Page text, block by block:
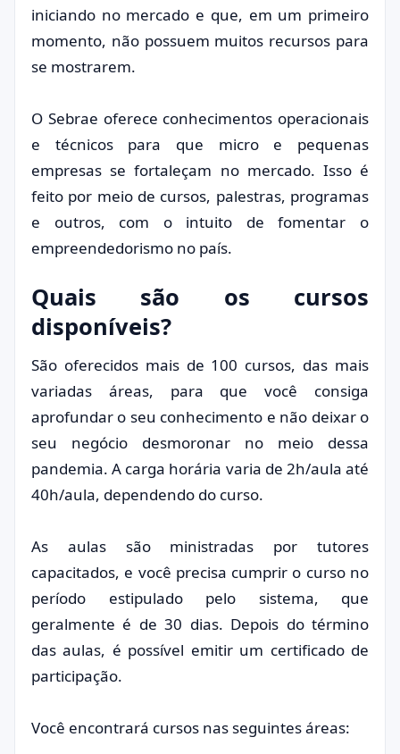
iniciando no mercado e que, em um primeiro
momento, não possuem muitos recursos para
se mostrarem.
O Sebrae oferece conhecimentos operacionais
e técnicos para que micro e pequenas
empresas se fortaleçam no mercado. Isso é
feito por meio de cursos, palestras, programas
e outros, com o intuito de fomentar o
empreendedorismo no país.
Quais são os cursos
disponíveis?
São oferecidos mais de 100 cursos, das mais
variadas áreas, para que você consiga
aprofundar o seu conhecimento e não deixar o
seu negócio desmoronar no meio dessa
pandemia. A carga horária varia de 2h/aula até
40h/aula, dependendo do curso.
As aulas são ministradas por tutores
capacitados, e você precisa cumprir o curso no
período estipulado pelo sistema, que
geralmente é de 30 dias. Depois do término
das aulas, é possível emitir um certificado de
participação.
Você encontrará cursos nas seguintes áreas: